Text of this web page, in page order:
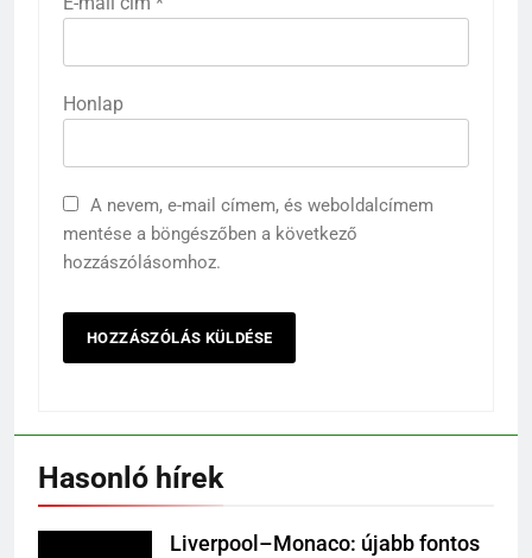
Honlap
A nevem, e-mail címem, és weboldalcímem
mentése a böngészőben a következő
hozzászólásomhoz.
Hasonló hírek
Liverpool–Monaco: újabb fontos